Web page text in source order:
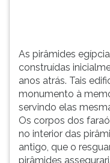
erguidas...
pausar
leitura
pressione
(primeira
tecla
As pirâmides
construídas
anos atrás. Tais
monumento à
servindo elas
Os corpos dos
no interior das
antigo, que o
pirâmides